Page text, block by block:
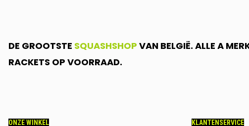
DE GROOTSTE SQUASHSHOP VAN BELGIË. ALLE A
RACKETS OP VOORRAAD.
ONZE WINKEL KLANTENSERVICE